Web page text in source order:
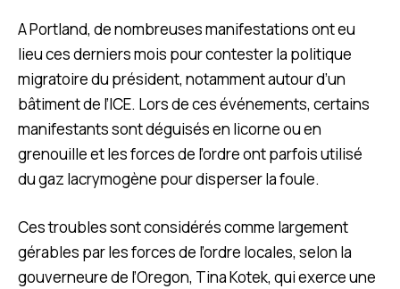
A Portland, de nombreuses manifestations ont eu
lieu ces derniers mois pour contester la politique
migratoire du président, notamment autour d’un
bâtiment de l’ICE. Lors de ces événements, certains
manifestants sont déguisés en licorne ou en
grenouille et les forces de l’ordre ont parfois utilisé
du gaz lacrymogène pour disperser la foule.
Ces troubles sont considérés comme largement
gérables par les forces de l’ordre locales, selon la
gouverneure de l’Oregon, Tina Kotek, qui exerce une